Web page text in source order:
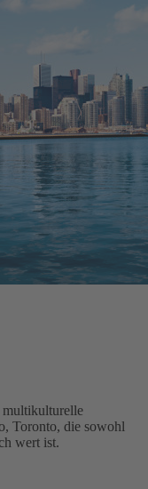
multikulturelle
Toronto, die sowohl
wert ist.